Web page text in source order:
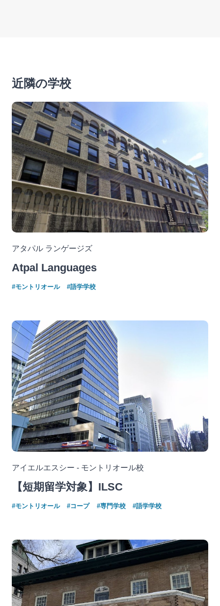
近隣の学校
アタパル ランゲージズ
Atpal Languages
#モントリオール #語学学校
アイエルエスシー - モントリオール校
【短期留学対象】ILSC
#モントリオール #コープ #専門学校 #語学学校